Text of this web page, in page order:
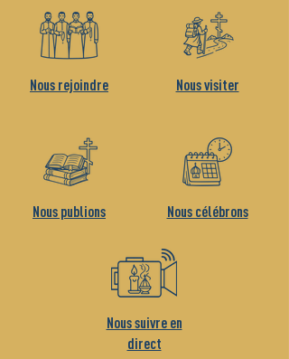
Nous rejoindre
Nous publions
Nous visiter
Nous célébrons
Nous suivre en
direct